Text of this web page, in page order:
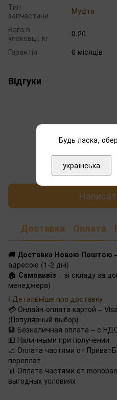
Тип
запчастини
Муфта
Вага в
упаковці, кг
0.20
Гарантія
6 місяців
Відгуки
Додайте
Доставка Оплата
🚚 Доставка Новою Поштою
адресою (1-2 дні)
🏠 Самовивіз – зі складу за
менеджера)
ℹ️ Детальніше про доставку
💳 Онлайн-оплата картой –
(Популярный выбор)
🏦 Безналичная оплата – с
💵 Наличными при получении
📈 Оплата частями от
переплат
📊 Оплата частями от
выгодных условиях
Будь ласка,
українська